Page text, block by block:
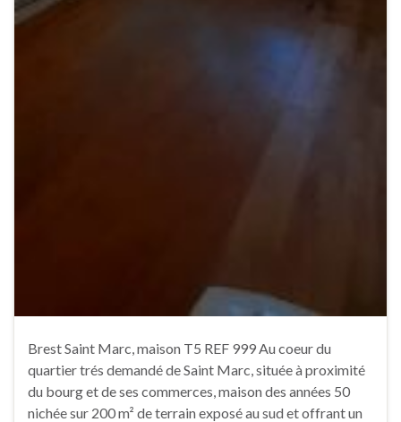
Brest Saint Marc, maison T5 REF 999 Au coeur du
quartier trés demandé de Saint Marc, située à proximité
du bourg et de ses commerces, maison des années 50
nichée sur 200 m² de terrain exposé au sud et offrant un